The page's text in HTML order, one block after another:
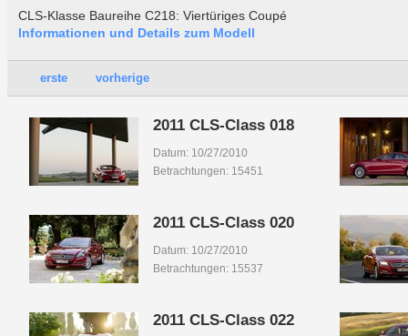
CLS-Klasse Baureihe C218: Viertüriges Coupé
Informationen und Details zum Modell
erste vorherige
2011 CLS-Class 018
Datum: 10/27/2010
Betrachtungen: 15451
2011 CLS-Class 020
Datum: 10/27/2010
Betrachtungen: 15537
2011 CLS-Class 022